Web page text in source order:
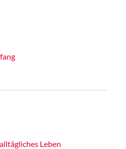
Leben